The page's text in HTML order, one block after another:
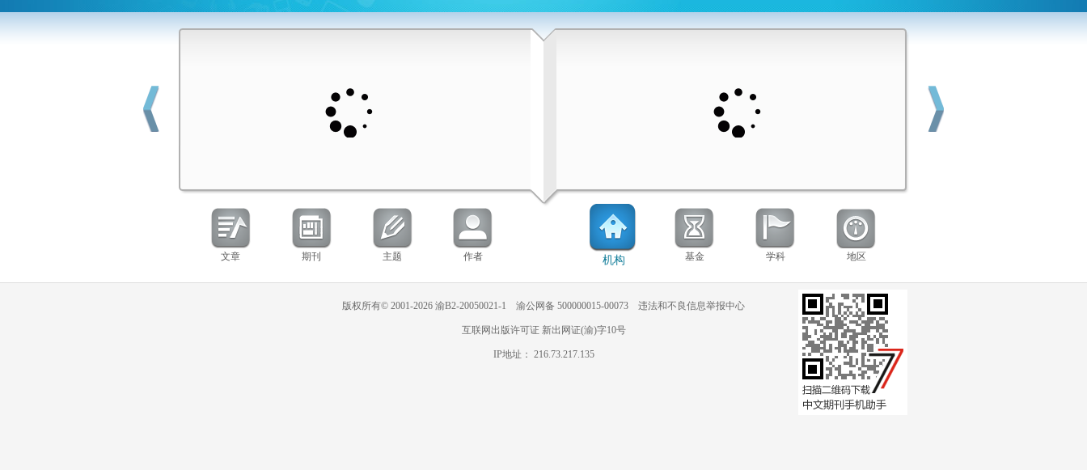
文章 期刊 主题 作者 机构 基金 学科 地区
版权所有© 2001-2026 渝B2-20050021-1 渝公网备 500000015-00073 违法和不良信息举报中心
互联网出版许可证 新出网证(渝)字10号
IP地址： 216.73.217.135